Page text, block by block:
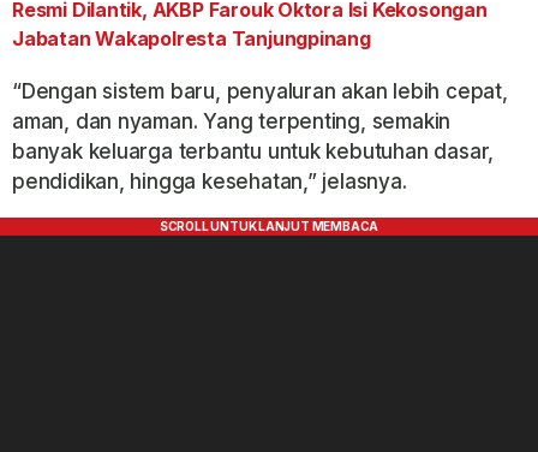
Resmi Dilantik, AKBP Farouk Oktora Isi Kekosongan
Jabatan Wakapolresta Tanjungpinang
“Dengan sistem baru, penyaluran akan lebih cepat,
aman, dan nyaman. Yang terpenting, semakin
banyak keluarga terbantu untuk kebutuhan dasar,
pendidikan, hingga kesehatan,” jelasnya.